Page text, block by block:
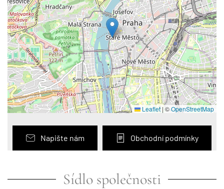
Leaflet |©OpenStreetMap
Napište nám Obchodní podmínky
Sídlo společnosti